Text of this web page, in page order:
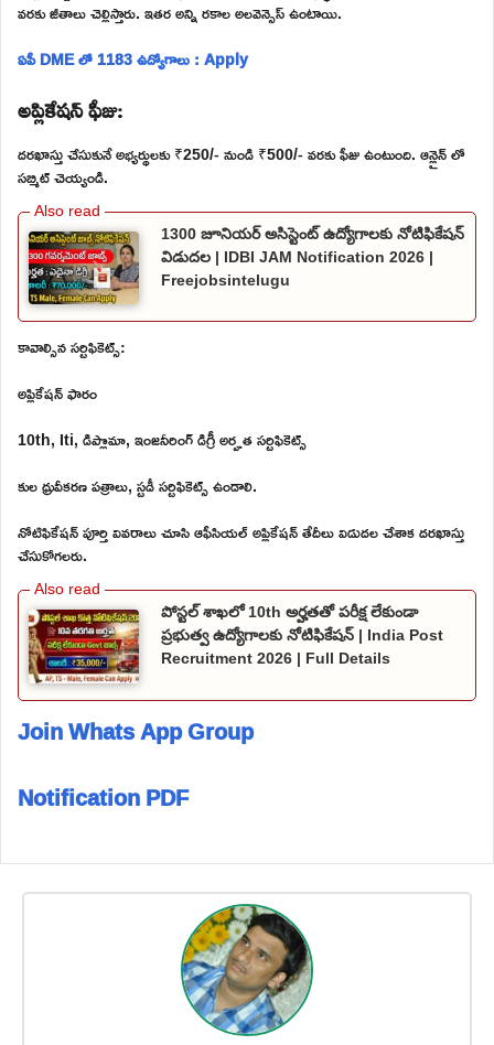
వరకు జీతాలు చెల్లిస్తారు. ఇతర అన్ని రకాల అలవెన్సెస్ ఉంటాయి.
ఏపీ DME లో 1183 ఉద్యోగాలు : Apply
అప్లికేషన్ ఫీజు:
దరఖాస్తు చేసుకునే అభ్యర్థులకు ₹250/- నుండి ₹500/- వరకు ఫీజు ఉంటుంది. ఆన్లైన్ లో
సబ్మిట్ చెయ్యండి.
1300 జూనియర్ అసిస్టెంట్ ఉద్యోగాలకు నోటిఫికేషన్
విడుదల | IDBI JAM Notification 2026 |
Freejobsintelugu
కావాల్సిన సర్టిఫికెట్స్:
అప్లికేషన్ ఫారం
10th, Iti, డిప్లొమా, ఇంజనీరింగ్ డిగ్రీ అర్హత సర్టిఫికెట్స్
కుల ధ్రువీకరణ పత్రాలు, స్టడీ సర్టిఫికెట్స్ ఉండాలి.
నోటిఫికేషన్ పూర్తి వివరాలు చూసి ఆఫీసియల్ అప్లికేషన్ తేదీలు విడుదల చేశాక దరఖాస్తు
చేసుకోగలరు.
పోస్టల్ శాఖలో 10th అర్హతతో పరీక్ష లేకుండా
ప్రభుత్వ ఉద్యోగాలకు నోటిఫికేషన్ | India Post
Recruitment 2026 | Full Details
Join Whats App Group
Notification PDF